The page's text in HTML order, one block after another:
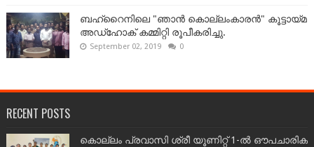
ബഹ്‌റൈനിലെ "ഞാൻ കൊല്ലംകാരൻ" കൂട്ടായ്‌മ
അഡ്‌ഹോക് കമ്മിറ്റി രൂപീകരിച്ചു.
September 02, 2019 0
RECENT POSTS
കൊല്ലം പ്രവാസി ശ്രീ യൂണിറ്റ് 1-ൽ ഔപചാരിക